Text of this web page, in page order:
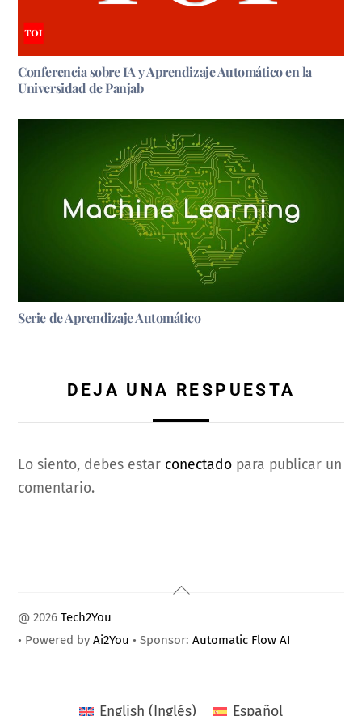
Conferencia sobre IA y Aprendizaje Automático en la
Universidad de Panjab
Serie de Aprendizaje Automático
DEJA UNA RESPUESTA
Lo siento, debes estar conectado para publicar un
comentario.
Back
Top
@ 2026Tech2You
• Powered byAi2You • Sponsor: Automatic Flow AI
English ( Inglés) Español